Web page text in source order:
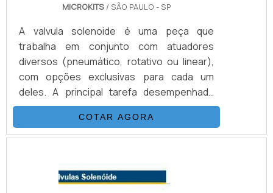
MICROKITS/ SÃO PAULO - SP
A valvula solenoide é uma peça que
trabalha em conjunto com atuadores
diversos (pneumático, rotativo ou linear),
com opções exclusivas para cada um
deles. A principal tarefa desempenhada
pelo equipamento é o controle de gases e
fluídos de maneira automatizada, tendo
encaixe para atuadores de dupla ação ou
processo em que o atuador pneumático
está envolvido é na conversão de diversos
COTAR AGORA